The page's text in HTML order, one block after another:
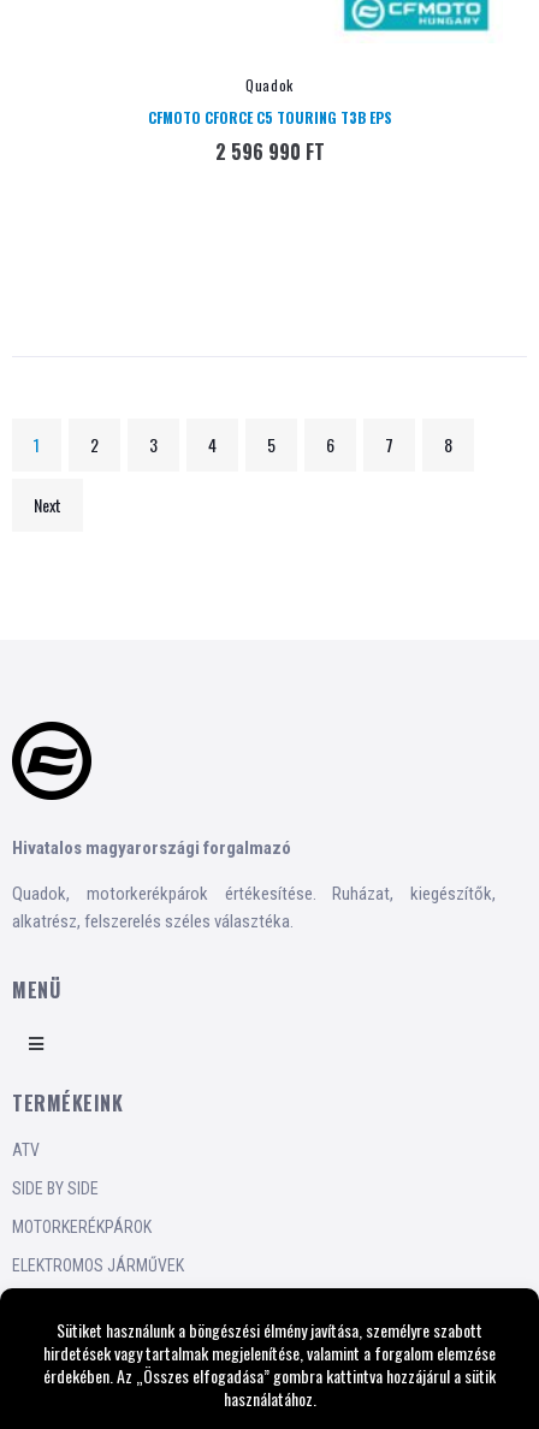
Quadok
CFMOTO CFORCE C5 TOURING T3B EPS
2 596 990 FT
1 2 3 4 5 6 7 8
Next
Hivatalos magyarországi forgalmazó
Quadok, motorkerékpárok értékesítése. Ruházat, kiegészítők,
alkatrész, felszerelés széles választéka.
MENÜ
TERMÉKEINK
ATV
SIDE BY SIDE
MOTORKERÉKPÁROK
ELEKTROMOS JÁRMŰVEK
GYEREKEKNEK
LÉPJEN VELÜNK KAPCSOLATBA